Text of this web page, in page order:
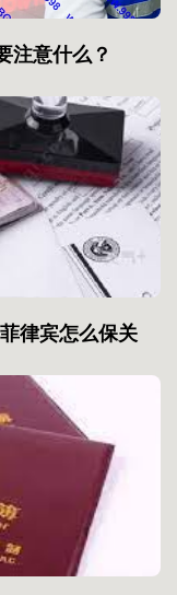
注意什么？
律宾怎么保关